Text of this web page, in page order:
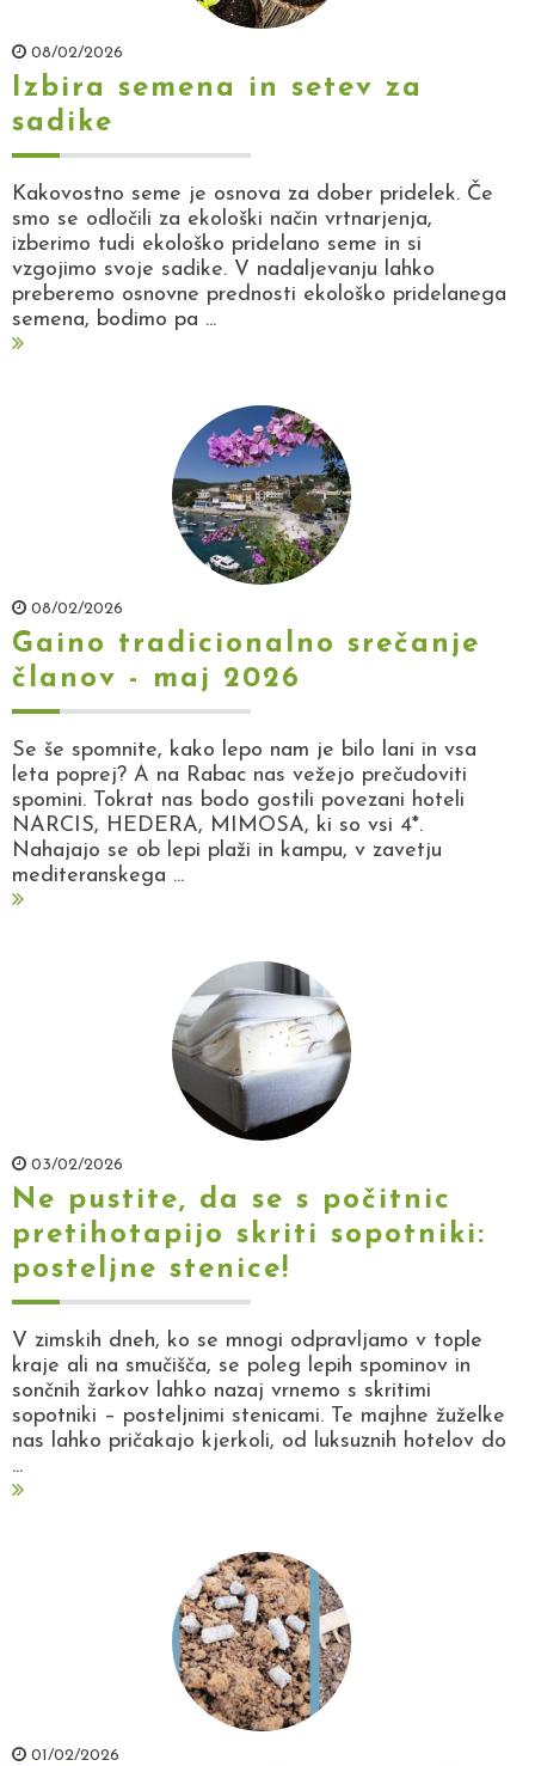
08/02/2026
Izbira semena in setev za
sadike
Kakovostno seme je osnova za dober pridelek. Če
smo se odločili za ekološki način vrtnarjenja,
izberimo tudi ekološko pridelano seme in si
vzgojimo svoje sadike. V nadaljevanju lahko
preberemo osnovne prednosti ekološko pridelanega
semena, bodimo pa ...
08/02/2026
Gaino tradicionalno srečanje
članov - maj 2026
Se še spomnite, kako lepo nam je bilo lani in vsa
leta poprej? A na Rabac nas vežejo prečudoviti
spomini. Tokrat nas bodo gostili povezani hoteli
NARCIS, HEDERA, MIMOSA, ki so vsi 4*.
Nahajajo se ob lepi plaži in kampu, v zavetju
mediteranskega ...
03/02/2026
Ne pustite, da se s počitnic
pretihotapijo skriti sopotniki:
posteljne stenice!
V zimskih dneh, ko se mnogi odpravljamo v tople
kraje ali na smučišča, se poleg lepih spominov in
sončnih žarkov lahko nazaj vrnemo s skritimi
sopotniki – posteljnimi stenicami. Te majhne žuželke
nas lahko pričakajo kjerkoli, od luksuznih hotelov do
...
01/02/2026